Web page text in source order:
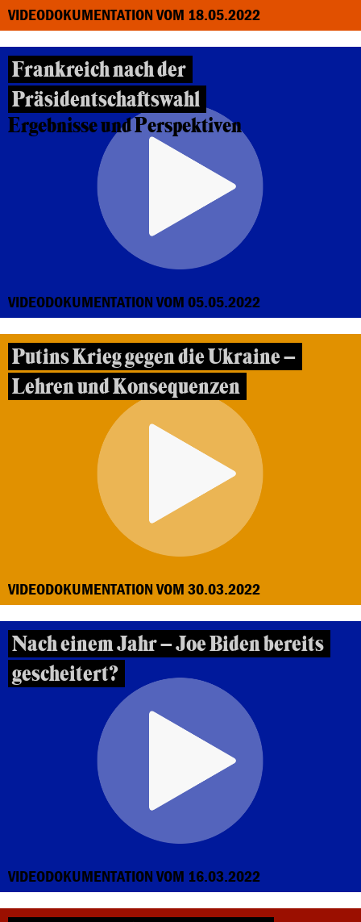
VIDEODOKUMENTATION VOM 18.05.2022
Frankreich nach der
Präsidentschaftswahl
Ergebnisse und Perspektiven
VIDEODOKUMENTATION VOM 05.05.2022
Putins Krieg gegen die Ukraine –
Lehren und Konsequenzen
VIDEODOKUMENTATION VOM 30.03.2022
Nach einem Jahr – Joe Biden bereits
gescheitert?
VIDEODOKUMENTATION VOM 16.03.2022